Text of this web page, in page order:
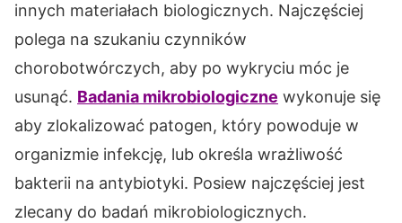
innych materiałach biologicznych. Najczęściej
polega na szukaniu czynników
chorobotwórczych, aby po wykryciu móc je
usunąć. Badania mikrobiologiczne wykonuje się
aby zlokalizować patogen, który powoduje w
organizmie infekcję, lub określa wrażliwość
bakterii na antybiotyki. Posiew najczęściej jest
zlecany do badań mikrobiologicznych.